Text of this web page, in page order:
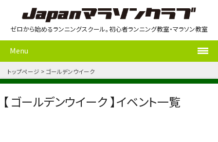
ゼロから始めるランニングスクール。初心者ランニング教室・マラソン教室
Menu
トップページ ゴールデンウイーク
【 ゴールデンウイーク 】イベント一覧